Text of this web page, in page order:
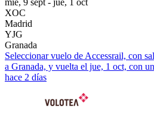
mié, 9 sept - jue, 1 oct
XOC
Madrid
YJG
Granada
Seleccionar vuelo de Accessrail, con
a Granada, y vuelta el jue, 1 oct, con
hace 2 días